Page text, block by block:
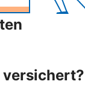
versichert?